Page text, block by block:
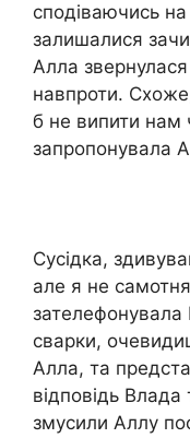
сподіваючись
залишалися
Алла
навпроти.
б не випити нам
запропонувала
Сусідка,
але я не
зателефонувала
сварки,
Алла, та
відповідь Влада
змусили Аллу